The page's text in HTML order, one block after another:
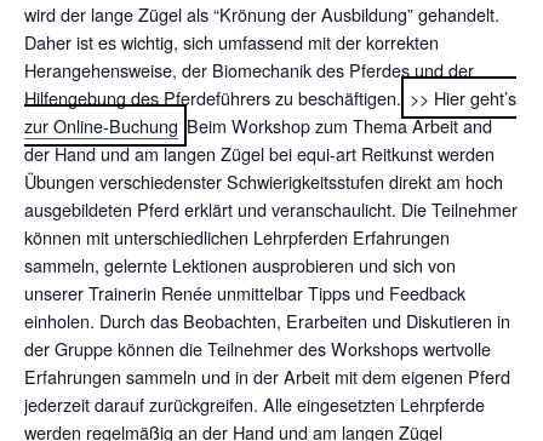
wird der lange Zügel als “Krönung der Ausbildung” gehandelt.
Daher ist es wichtig, sich umfassend mit der korrekten
Herangehensweise, der Biomechanik des Pferdes und der
Hilfengebung des Pferdeführers zu beschäftigen. >> Hier geht’s
zur Online-Buchung Beim Workshop zum Thema Arbeit and
der Hand und am langen Zügel bei equi-art Reitkunst werden
Übungen verschiedenster Schwierigkeitsstufen direkt am hoch
ausgebildeten Pferd erklärt und veranschaulicht. Die Teilnehmer
können mit unterschiedlichen Lehrpferden Erfahrungen
sammeln, gelernte Lektionen ausprobieren und sich von
unserer Trainerin Renée unmittelbar Tipps und Feedback
einholen. Durch das Beobachten, Erarbeiten und Diskutieren in
der Gruppe können die Teilnehmer des Workshops wertvolle
Erfahrungen sammeln und in der Arbeit mit dem eigenen Pferd
jederzeit darauf zurückgreifen. Alle eingesetzten Lehrpferde
werden regelmäßig an der Hand und am langen Zügel